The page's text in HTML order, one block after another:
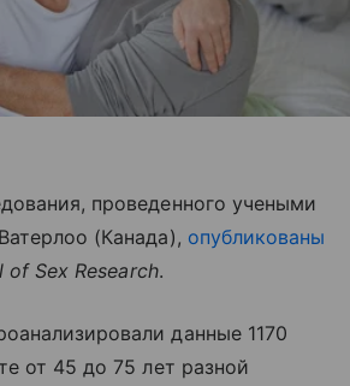
проведенного учеными
(Канада), опубликованы
of Sex Research.
данные 1170
от 45 до 75 лет разной